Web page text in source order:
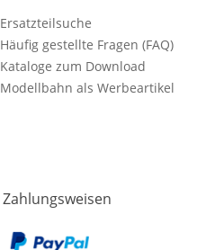
Ersatzteilsuche
Häufig gestellte Fragen (FAQ)
Kataloge zum Download
Modellbahn als Werbeartikel
Zahlungsweisen